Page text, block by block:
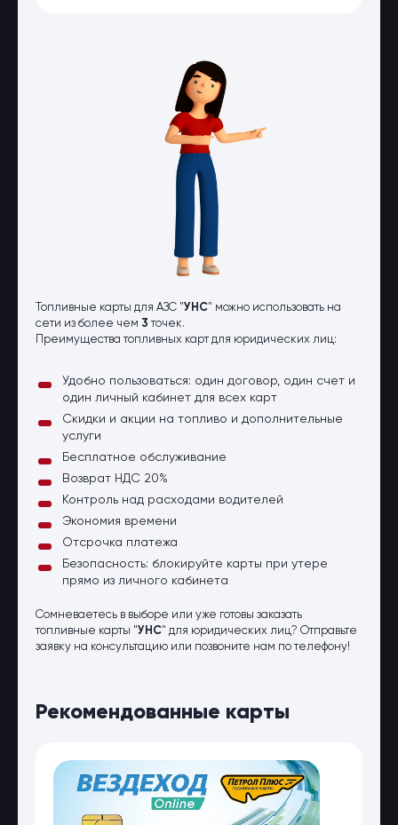
Топливные карты для АЗС "УНС" можно использовать на
сети из более чем 3 точек.
Преимущества топливных карт для юридических лиц:
Удобно пользоваться: один договор, один счет и
один личный кабинет для всех карт
Скидки и акции на топливо и дополнительные
услуги
Бесплатное обслуживание
Возврат НДС 20%
Контроль над расходами водителей
Экономия времени
Отсрочка платежа
Безопасность: блокируйте карты при утере
прямо из личного кабинета
Сомневаетесь в выборе или уже готовы заказать
топливные карты "УНС" для юридических лиц? Отправьте
заявку на консультацию или позвоните нам по телефону!
Рекомендованные карты
Страхование физических лиц
Страхование юридических лиц
Страховые компании
Электронные перевозочные